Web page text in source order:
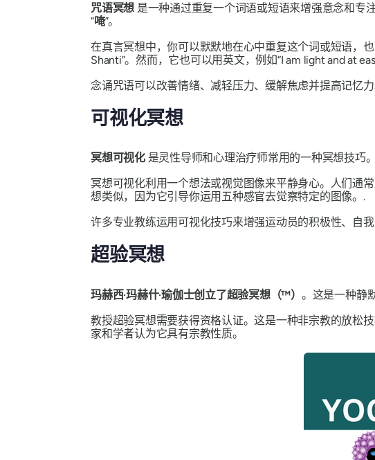
咒语冥想 是一种通过重复一个词语或短语来增强意念和专
“唵”。
在真言冥想中，你可以默默地在心中重复这个词或短语，
Shanti”。然而，它也可以用英文，例如“I am light and at
念诵咒语可以改善情绪、减轻压力、缓解焦虑并提高记忆
可视化冥想
冥想可视化是灵性导师和心理治疗师常用的一种冥想技巧
冥想可视化利用一个想法或视觉图像来平静身心。人们通
想类似，因为它引导你运用五种感官去觉察特定的图像。.
许多专业教练运用可视化技巧来增强运动员的积极性、自
超验冥想
玛赫西·玛赫什·瑜伽士创立了超验冥想（™） 。这是一种静
教授超验冥想需要获得资格认证。这是一种非宗教的放松
家和学者认为它具有宗教性质。